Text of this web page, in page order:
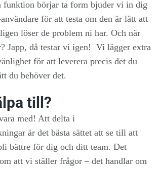
funktion börjar ta form bjuder vi in dig
för att testa om den är lätt att
löser de problem ni har. Och när
Japp, då testar vi igen! Vi lägger extra
för att leverera precis det du
du behöver det.
till?
med! Att delta i
är det bästa sättet att se till att
bättre för dig och ditt team. Det
att vi ställer frågor – det handlar om